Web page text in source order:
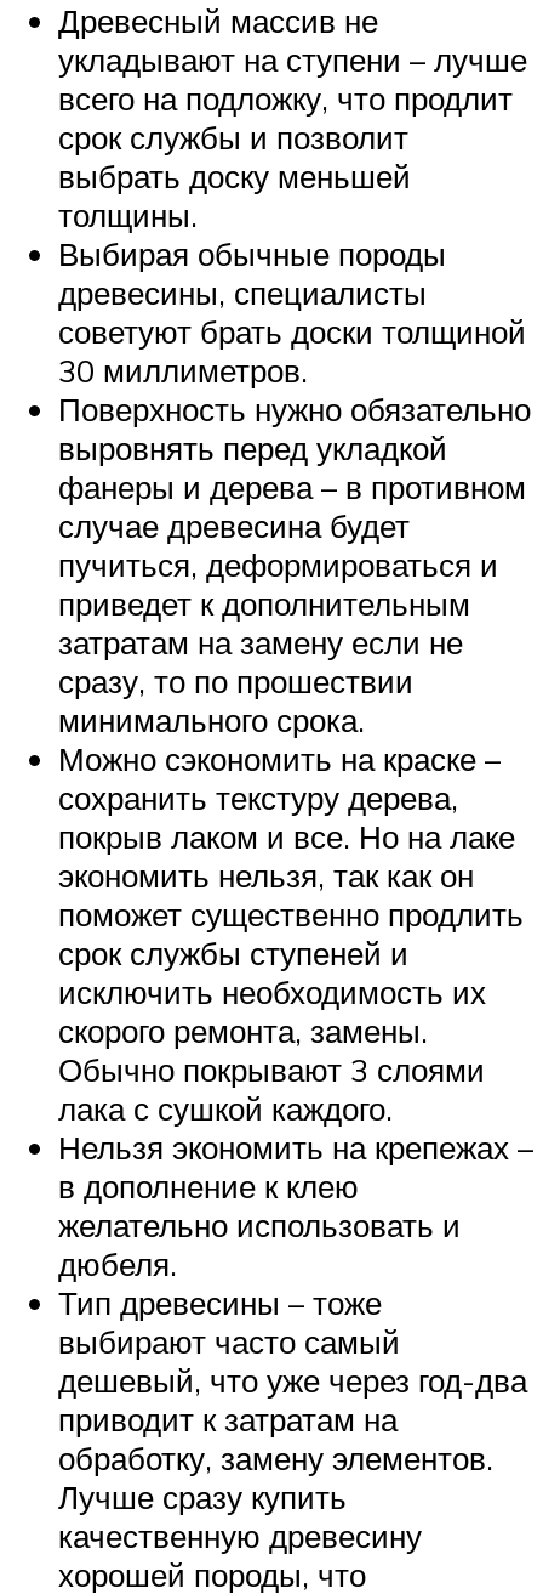
Древесный массив не
укладывают на ступени – лучше
всего на подложку, что продлит
срок службы и позволит
выбрать доску меньшей
толщины.
Выбирая обычные породы
древесины, специалисты
советуют брать доски толщиной
30 миллиметров.
Поверхность нужно обязательно
выровнять перед укладкой
фанеры и дерева – в противном
случае древесина будет
пучиться, деформироваться и
приведет к дополнительным
затратам на замену если не
сразу, то по прошествии
минимального срока.
Можно сэкономить на краске –
сохранить текстуру дерева,
покрыв лаком и все. Но на лаке
экономить нельзя, так как он
поможет существенно продлить
срок службы ступеней и
исключить необходимость их
скорого ремонта, замены.
Обычно покрывают 3 слоями
лака с сушкой каждого.
Нельзя экономить на крепежах –
в дополнение к клею
желательно использовать и
дюбеля.
Тип древесины – тоже
выбирают часто самый
дешевый, что уже через год-два
приводит к затратам на
обработку, замену элементов.
Лучше сразу купить
качественную древесину
хорошей породы, что